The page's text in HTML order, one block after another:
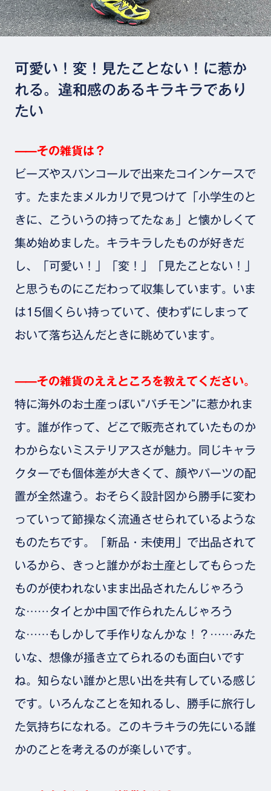
可愛い！変！見たことない！に惹か
れる。違和感のあるキラキラであり
たい
⸺その雑貨は？
ビーズやスパンコールで出来たコインケースで
す。たまたまメルカリで見つけて「小学生のと
きに、こういうの持ってたなぁ」と懐かしくて
集め始めました。キラキラしたものが好きだ
し、「可愛い！」「変！」「見たことない！」
と思うものにこだわって収集しています。いま
は15個くらい持っていて、使わずにしまって
おいて落ち込んだときに眺めています。
⸺その雑貨のええところを教えてください。
特に海外のお土産っぽい“パチモン”に惹かれま
す。誰が作って、どこで販売されていたものか
わからないミステリアスさが魅力。同じキャラ
クターでも個体差が大きくて、顔やパーツの配
置が全然違う。おそらく設計図から勝手に変わ
っていって節操なく流通させられているような
ものたちです。「新品・未使用」で出品されて
いるから、きっと誰かがお土産としてもらった
ものが使われないまま出品されたんじゃろう
な……タイとか中国で作られたんじゃろう
な……もしかして手作りなんかな！？……みた
いな、想像が掻き立てられるのも面白いです
ね。知らない誰かと思い出を共有している感じ
です。いろんなことを知れるし、勝手に旅行し
た気持ちになれる。このキラキラの先にいる誰
かのことを考えるのが楽しいです。